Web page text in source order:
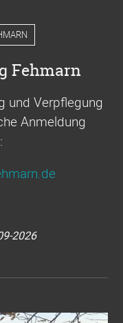
Fehmarn
und Verpflegung
Anmeldung
2026